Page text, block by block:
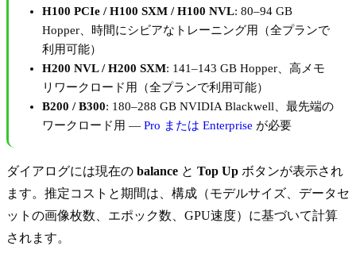
H100 PCIe / H100 SXM / H100 NVL: 80–94 GB
Hopper、時間にシビアなトレーニング用（全プランで
利用可能）
H200 NVL / H200 SXM: 141–143 GB Hopper、高メモ
リワークロード用（全プランで利用可能）
B200 / B300: 180–288 GB NVIDIA Blackwell、最先端の
ワークロード用 — Pro または Enterprise が必要
ダイアログには現在の balance と Top Up ボタンが表示され
ます。推定コストと期間は、構成（モデルサイズ、データセ
ットの画像枚数、エポック数、GPU速度）に基づいて計算
されます。